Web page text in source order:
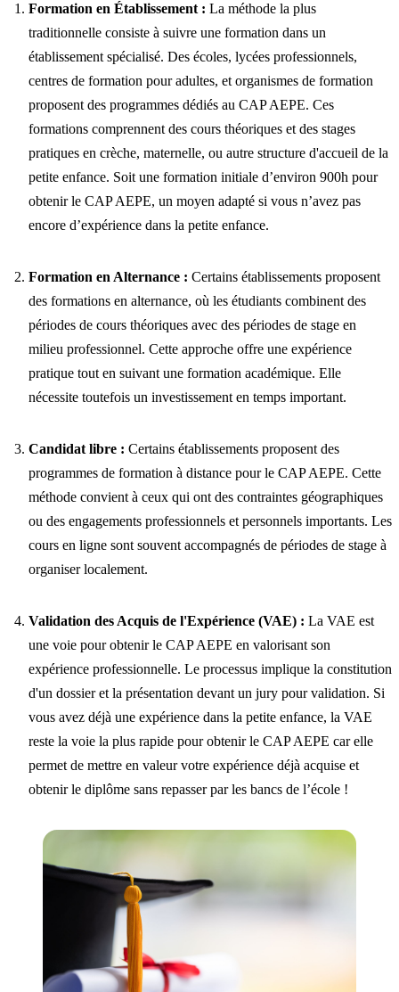
Formation en Établissement : La méthode la plus
traditionnelle consiste à suivre une formation dans un
établissement spécialisé. Des écoles, lycées professionnels,
centres de formation pour adultes, et organismes de formation
proposent des programmes dédiés au CAP AEPE. Ces
formations comprennent des cours théoriques et des stages
pratiques en crèche, maternelle, ou autre structure d'accueil de la
petite enfance. Soit une formation initiale d’environ 900h pour
obtenir le CAP AEPE, un moyen adapté si vous n’avez pas
encore d’expérience dans la petite enfance.
Formation en Alternance : Certains établissements proposent
des formations en alternance, où les étudiants combinent des
périodes de cours théoriques avec des périodes de stage en
milieu professionnel. Cette approche offre une expérience
pratique tout en suivant une formation académique. Elle
nécessite toutefois un investissement en temps important.
Candidat libre : Certains établissements proposent des
programmes de formation à distance pour le CAP AEPE. Cette
méthode convient à ceux qui ont des contraintes géographiques
ou des engagements professionnels et personnels importants. Les
cours en ligne sont souvent accompagnés de périodes de stage à
organiser localement.
Validation des Acquis de l'Expérience (VAE) : La VAE est
une voie pour obtenir le CAP AEPE en valorisant son
expérience professionnelle. Le processus implique la constitution
d'un dossier et la présentation devant un jury pour validation. Si
vous avez déjà une expérience dans la petite enfance, la VAE
reste la voie la plus rapide pour obtenir le CAP AEPE car elle
permet de mettre en valeur votre expérience déjà acquise et
obtenir le diplôme sans repasser par les bancs de l’école !